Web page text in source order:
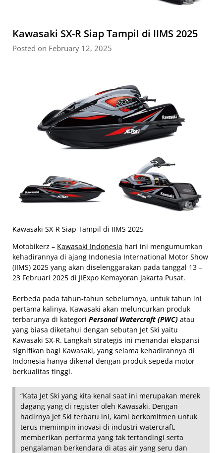
Kawasaki SX-R Siap Tampil di IIMS 2025
Posted on February 12, 2025
Kawasaki SX-R Siap Tampil di IIMS 2025
Motobikerz – Kawasaki Indonesia hari ini mengumumkan
kehadirannya di ajang Indonesia International Motor Show
(IIMS) 2025 yang akan diselenggarakan pada tanggal 13 –
23 Februari 2025 di JIExpo Kemayoran Jakarta Pusat.
Berbeda pada tahun-tahun sebelumnya, untuk tahun ini
pertama kalinya, Kawasaki akan meluncurkan produk
terbarunya di kategori Personal Watercraft (PWC) atau
yang biasa diketahui dengan sebutan Jet Ski yaitu
Kawasaki SX-R. Langkah strategis ini menandai ekspansi
signifikan bagi Kawasaki, yang selama kehadirannya di
Indonesia hanya dikenal dengan produk sepeda motor
berkualitas tinggi.
“Kata Jet Ski yang kita kenal saat ini merupakan merek
dagang yang di register oleh Kawasaki. Dengan
hadirnya Jet Ski terbaru ini, kami berkomitmen untuk
terus memimpin inovasi di industri watercraft,
memberikan performa yang tak tertandingi serta
pengalaman berkendara di atas air yang seru dan